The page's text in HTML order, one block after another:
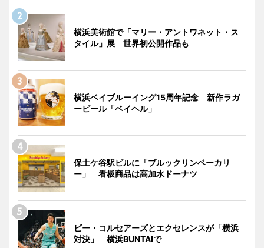
横浜美術館で「マリー・アントワネット・ス
タイル」展 世界初公開作品も
横浜ベイブルーイング15周年記念 新作ラガ
ービール「ベイヘル」
保土ケ谷駅ビルに「ブルックリンベーカリ
ー」 看板商品は高加水ドーナツ
ビー・コルセアーズとエクセレンスが「横浜
対決」 横浜BUNTAIで